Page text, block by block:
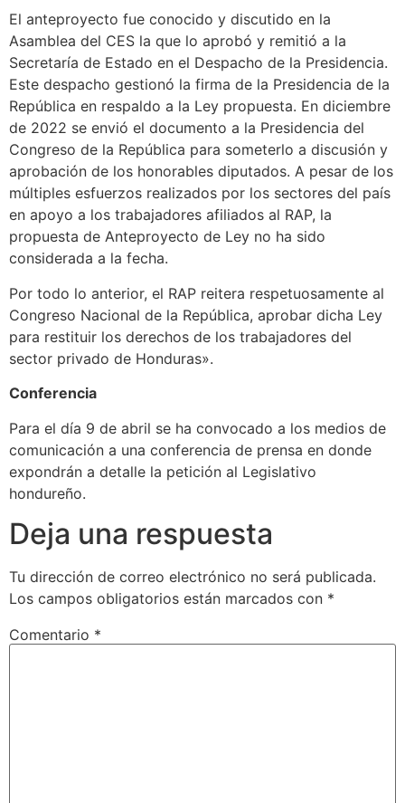
El anteproyecto fue conocido y discutido en la
Asamblea del CES la que lo aprobó y remitió a la
Secretaría de Estado en el Despacho de la Presidencia.
Este despacho gestionó la firma de la Presidencia de la
República en respaldo a la Ley propuesta. En diciembre
de 2022 se envió el documento a la Presidencia del
Congreso de la República para someterlo a discusión y
aprobación de los honorables diputados. A pesar de los
múltiples esfuerzos realizados por los sectores del país
en apoyo a los trabajadores afiliados al RAP, la
propuesta de Anteproyecto de Ley no ha sido
considerada a la fecha.
Por todo lo anterior, el RAP reitera respetuosamente al
Congreso Nacional de la República, aprobar dicha Ley
para restituir los derechos de los trabajadores del
sector privado de Honduras».
Conferencia
Para el día 9 de abril se ha convocado a los medios de
comunicación a una conferencia de prensa en donde
expondrán a detalle la petición al Legislativo
hondureño.
Deja una respuesta
Tu dirección de correo electrónico no será publicada.
Los campos obligatorios están marcados con *
Comentario *